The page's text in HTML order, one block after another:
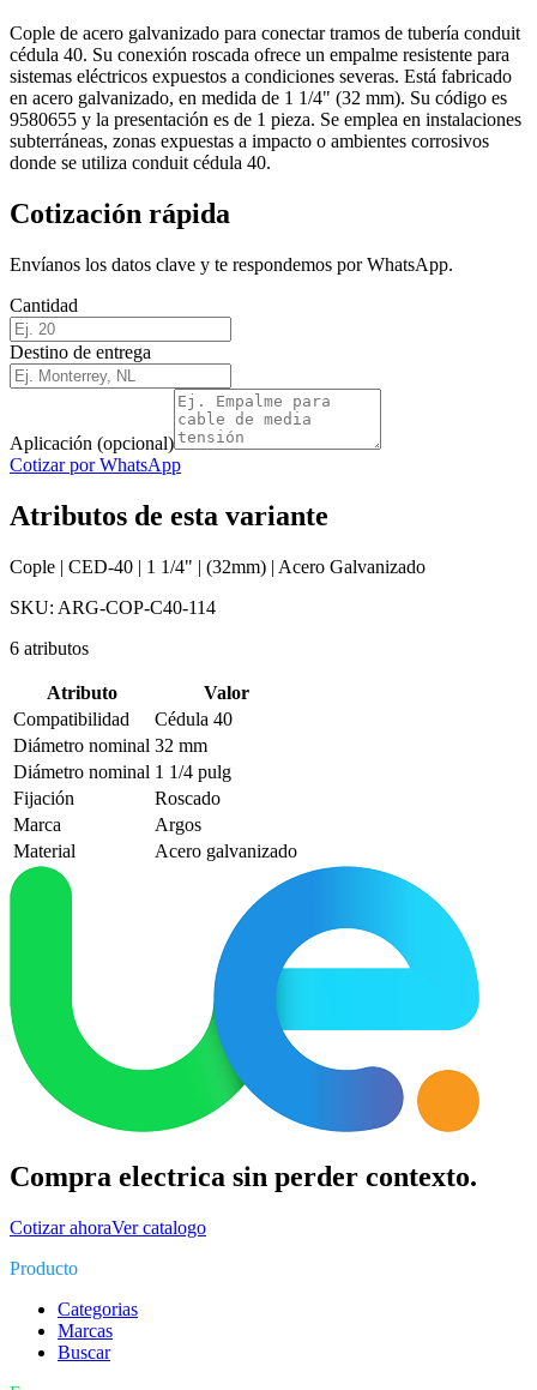
Cople de acero galvanizado para conectar tramos de tubería conduit
cédula 40. Su conexión roscada ofrece un empalme resistente para
sistemas eléctricos expuestos a condiciones severas. Está fabricado
en acero galvanizado, en medida de 1 1/4" (32 mm). Su código es
9580655 y la presentación es de 1 pieza. Se emplea en instalaciones
subterráneas, zonas expuestas a impacto o ambientes corrosivos
donde se utiliza conduit cédula 40.
Cotización rápida
Envíanos los datos clave y te respondemos por WhatsApp.
Cantidad
Destino de entrega
Aplicación (opcional)
Cotizar por WhatsApp
Atributos de esta variante
Cople | CED-40 | 1 1/4" | (32mm) | Acero Galvanizado
SKU: ARG-COP-C40-114
6 atributos
Atributo
Valor
Compatibilidad
Cédula 40
Diámetro nominal 32 mm
Diámetro nominal 1 1/4 pulg
Fijación
Roscado
Marca
Argos
Material
Acero galvanizado
Compra electrica sin perder contexto.
Cotizar ahoraVer catalogo
Producto
Categorias
Marcas
Buscar